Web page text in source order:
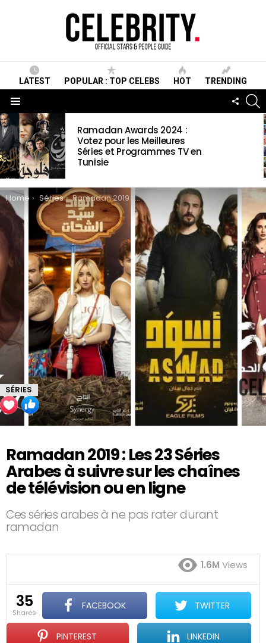
LATEST POPULAR : TOP CELEBS HOT TRENDING
LATEST
STORIES
Ramadan Awards 2024 :
Votez pour les Meilleures
Séries et Programmes TV en
Tunisie
You are here:
Home Séries Ramadan 2019 : Les 23 Séries Arabes à suivre sur les chaînes de télévision ou en ligne
SÉRIES
Ramadan 2019 : Les 23 Séries
Arabes à suivre sur les chaînes
de télévision ou en ligne
Ces séries arabes à ne pas rater durant
ramadan
1.6M Views
35
shares
FACEBOOK TWITTER
PINTEREST LINKEDIN